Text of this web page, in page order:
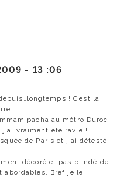
- 13 :06
! C’est la
pacha au métro Duroc.
j’ai vraiment été ravie !
de Paris et j’ai détesté
décoré et pas blindé de
abordables. Bref je le